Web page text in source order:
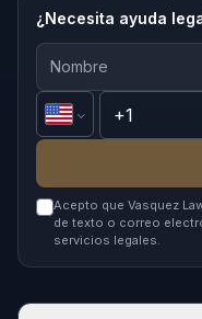
¿Necesita ayuda
Acepto que Vasquez
de texto o correo
servicios legales.